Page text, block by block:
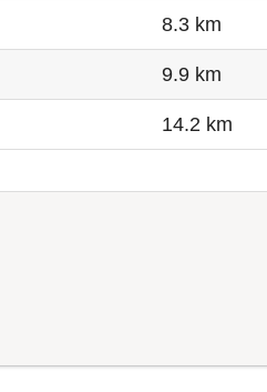
8.3 km
9.9 km
14.2 km